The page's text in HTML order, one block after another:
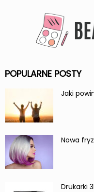
POPULARNE POSTY
Jaki
Nowa
Drukarki